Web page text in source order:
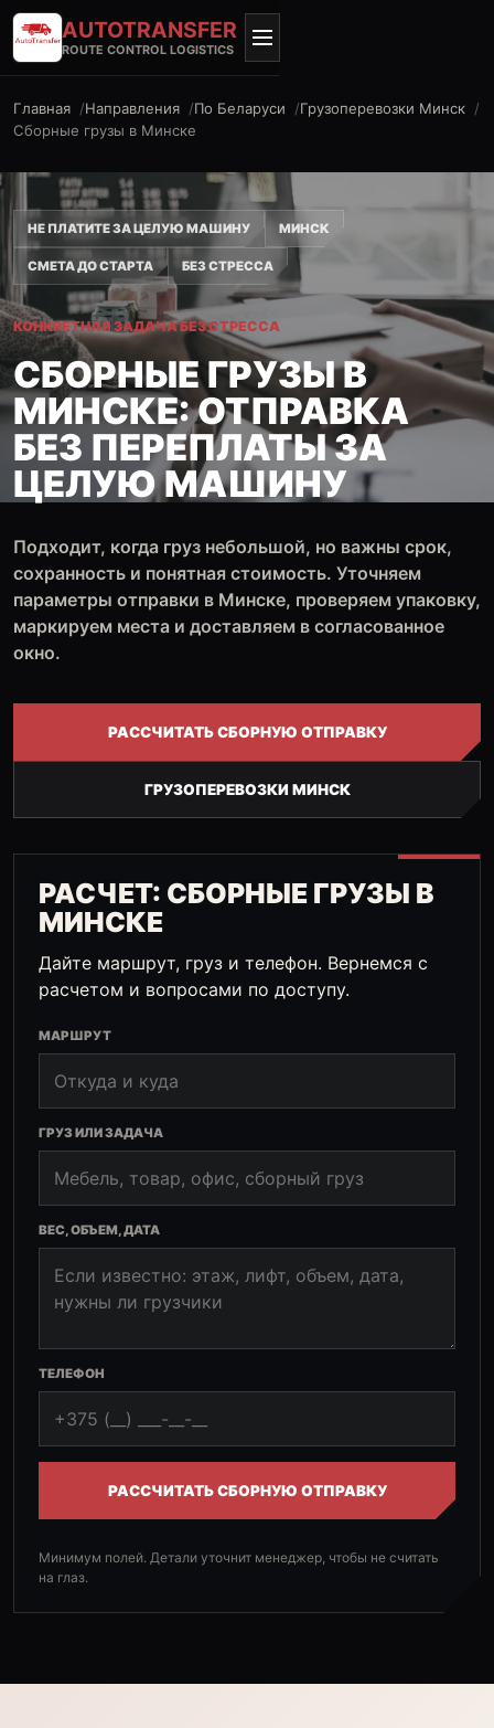
AUTOTRANSFER
ROUTE CONTROL LOGISTICS
Главная Направления По Беларуси
Грузоперевозки Минск
Сборные грузы в Минске
НЕ ПЛАТИТЕ ЗА ЦЕЛУЮ МАШИНУ МИНСК
СМЕТА ДО СТАРТА БЕЗ СТРЕССА
КОНКРЕТНАЯ ЗАДАЧА БЕЗ СТРЕССА
СБОРНЫЕ ГРУЗЫ В
МИНСКЕ: ОТПРАВКА
БЕЗ ПЕРЕПЛАТЫ ЗА
ЦЕЛУЮ МАШИНУ
Подходит, когда груз небольшой, но важны срок,
сохранность и понятная стоимость. Уточняем
параметры отправки в Минске, проверяем упаковку,
маркируем места и доставляем в согласованное
окно.
РАССЧИТАТЬ СБОРНУЮ ОТПРАВКУ
ГРУЗОПЕРЕВОЗКИ МИНСК
РАСЧЕТ: СБОРНЫЕ ГРУЗЫ В
МИНСКЕ
Дайте маршрут, груз и телефон. Вернемся с
расчетом и вопросами по доступу.
МАРШРУТ
ГРУЗ ИЛИ ЗАДАЧА
ВЕС, ОБЪЕМ, ДАТА
ТЕЛЕФОН
РАССЧИТАТЬ СБОРНУЮ ОТПРАВКУ
Минимум полей. Детали уточнит менеджер, чтобы не считать
на глаз.